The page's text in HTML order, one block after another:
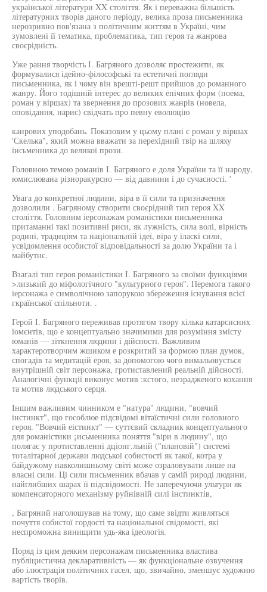
української літератури XX століття. Як і переважна більшість
літературних творів даного періоду, велика проза письменника
нерозривно пов'язана з політичним життям в Україні, чим
зумовлені її тематика, проблематика, тип героя та жанрова
своєрідність.
Уже рання творчість І. Багряного дозволяє простежити, як
формувалися ідейно-філософські та естетичні погляди
письменника, як і чому він врешті-решт прийшов до романного
жанру. Його тодішній інтерес до великих епічних форм (поема,
роман у віршах) та звернення до прозових жанрів (новела,
оповідання, нарис) свідчать про певну еволюцію
канрових уподобань. Показовим у цьому плані є роман у віршах
'Скелька", який можна вважати за перехідний твір на шляху
іисьменника до великої прози.
Головною темою романів І. Багряного е доля України та її народу,
юмислювана різноракурсно — від давнини і до сучасності. '
Увага до конкретної людини, віра в її сили та призначення
дозволили . Багряному створити своєрідний тип героя XX
століття. Головним іерсонажам романістики письменника
притаманні такі позитивні риси, як лужність, сила волі, вірність
родині, традиціям та національній ідеї, віра у їласкі сили,
усвідомлення особистої відповідальності за долю України та і
майбутнє.
Взагалі тип героя романістики І. Багряного за своїми функціями
>лизький до міфологічного "культурного героя". Перемога такого
іерсонажа е символічною запорукою збереження існування всієї
гкраїнської спільноти. .
Герой І. Багряного переживав протягом твору кілька катарсисннх
їомєнтів, що е концептуально значимими для розуміння змісту
юманів — зіткнення людини і дійсності. Важливим
характеротворчим жшиком е розкритий за формою план думок,
спогадів та медитацій ероя, за допомогою чого вимальовується
внутрішній світ персонажа, гротиставлений реальній дійсності.
Аналогічні функції виконує мотив :кстого, незрадженого кохання
та мотив людського серця.
Іншим важливим чинником е "натура" людини, "вовчий
інстинкт", що гособлюе підсвідомі вітаїстичні сили головного
героя. "Вовчий еістинкт" — суттєвий складник концептуального
для романістики ¡исьменника поняття "віри в людину", що
полягає у протиставленні дціонг.льній ("плановій") системі
тоталітарної держави людської собистості як такої, котра у
байдужому навколишньому світі може озраловувати лише на
власні сили. Ці сили письменник вбачав у самій рироді людини,
найглибших шарах її підсвідомості. Не заперечуючи ультури як
компенсаторного механізму руйнівній силі інстинктів,
, Багряний наголошував на тому, що саме звідти живляться
почуття собистої гордості та національної свідомості, які
неспроможна винищити удь-яка ідеологія.
Поряд із цим деяким персонажам письменника властива
публіцистична декларативність — як функціональне озвучення
або ілюстрація політичних гасел, що, звичайно, зменшує художню
вартість творів.